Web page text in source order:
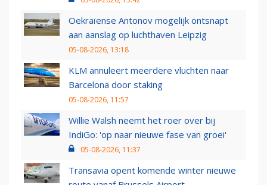
Oekraïense Antonov mogelijk ontsnapt
aan aanslag op luchthaven Leipzig
05-08-2026, 13:18
KLM annuleert meerdere vluchten naar
Barcelona door staking
05-08-2026, 11:57
Willie Walsh neemt het roer over bij
IndiGo: 'op naar nieuwe fase van groei'
05-08-2026, 11:37
Transavia opent komende winter nieuwe